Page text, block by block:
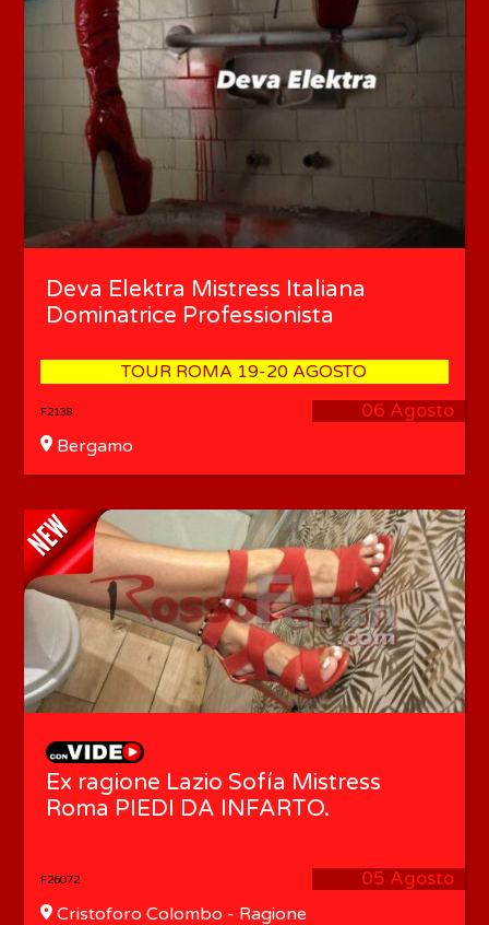
Deva Elektra Mistress Italiana
Dominatrice Professionista
TOUR ROMA 19-20 AGOSTO
06 Agosto
F2138
Bergamo
Ex ragione Lazio Sofía Mistress
Roma PIEDI DA INFARTO.
05 Agosto
F26072
Cristoforo Colombo - Ragione